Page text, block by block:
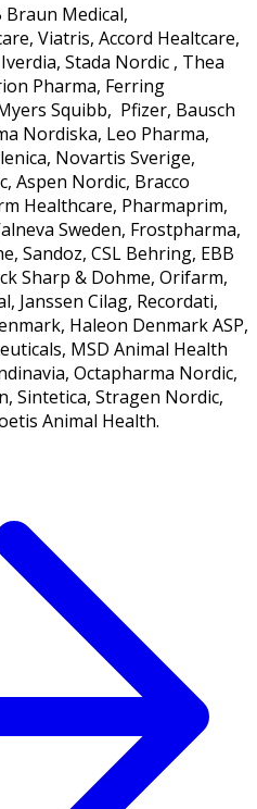
Braun Medical,
Viatris, Accord Healtcare,
Stada Nordic , Thea
Pharma, Ferring
Squibb, Pfizer, Bausch
Nordiska, Leo Pharma,
Novartis Sverige,
Aspen Nordic, Bracco
Healthcare, Pharmaprim,
Sweden, Frostpharma,
Sandoz, CSL Behring, EBB
Sharp & Dohme, Orifarm,
Janssen Cilag, Recordati,
Haleon Denmark ASP,
MSD Animal Health
Octapharma Nordic,
Sintetica, Stragen Nordic,
Animal Health.